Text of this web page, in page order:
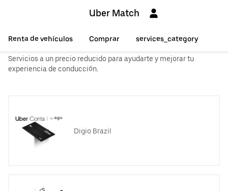
Uber Match
Renta de vehículos Comprar services_category
Servicios a un precio reducido para ayudarte y mejorar tu
experiencia de conducción.
Digio Brazil